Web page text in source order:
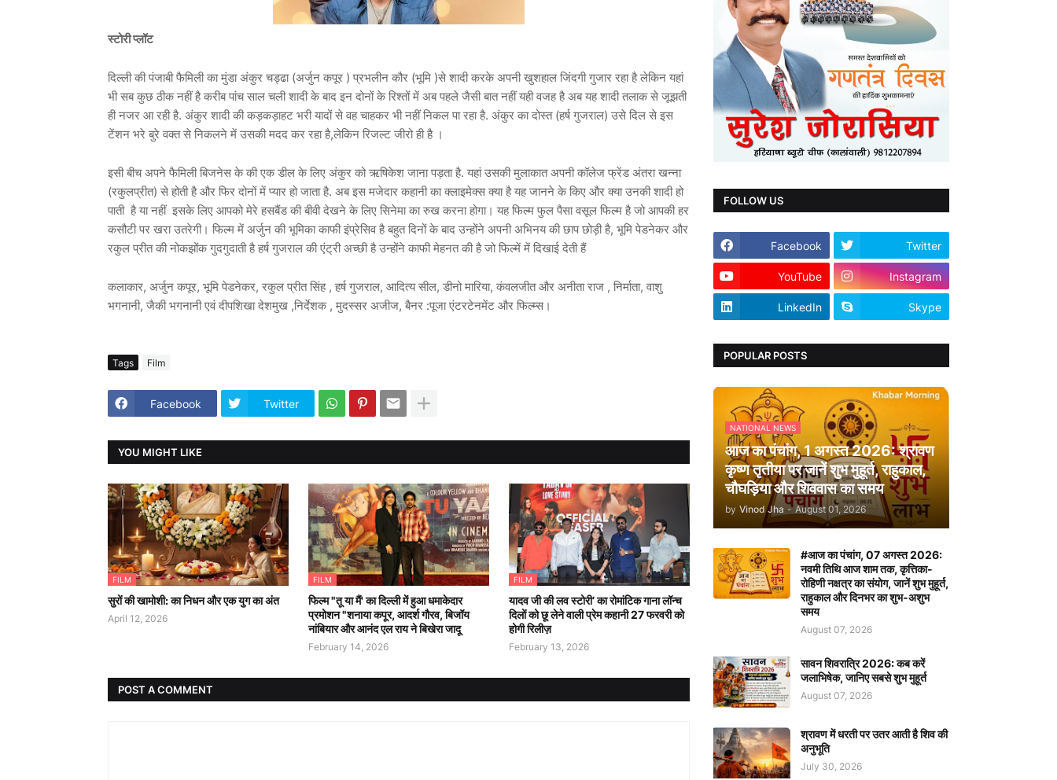
स्टोरी प्लॉट
दिल्ली की पंजाबी फैमिली का मुंडा अंकुर चड्ढा (अर्जुन कपूर ) प्रभलीन कौर (भूमि )से शादी करके अपनी खुशहाल जिंदगी गुजार रहा है लेकिन यहां
भी सब कुछ ठीक नहीं है करीब पांच साल चली शादी के बाद इन दोनों के रिश्तों में अब पहले जैसी बात नहीं यही वजह है अब यह शादी तलाक से जूझती
ही नजर आ रही है. अंकुर शादी की कड़कड़ाहट भरी यादों से वह चाहकर भी नहीं निकल पा रहा है. अंकुर का दोस्त (हर्ष गुजराल) उसे दिल से इस
टेंशन भरे बुरे वक्त से निकलने में उसकी मदद कर रहा है,लेकिन रिजल्ट जीरो ही है ।
इसी बीच अपने फैमिली बिजनेस के की एक डील के लिए अंकुर को ऋषिकेश जाना पड़ता है. यहां उसकी मुलाकात अपनी कॉलेज फ्रेंड अंतरा खन्ना
(रकुलप्रीत) से होती है और फिर दोनों में प्यार हो जाता है. अब इस मजेदार कहानी का क्लाइमेक्स क्या है यह जानने के किए और क्या उनकी शादी हो
पाती है या नहीं इसके लिए आपको मेरे हसबैंड की बीवी देखने के लिए सिनेमा का रुख करना होगा। यह फिल्म फुल पैसा वसूल फिल्म है जो आपकी हर
कसौटी पर खरा उतरेगी। फिल्म में अर्जुन की भूमिका काफी इंप्रेसिव है बहुत दिनों के बाद उन्होंने अपनी अभिनय की छाप छोड़ी है, भूमि पेडनेकर और
रकुल प्रीत की नोकझोंक गुदगुदाती है हर्ष गुजराल की एंट्री अच्छी है उन्होंने काफी मेहनत की है जो फिल्में में दिखाई देती हैं
कलाकार, अर्जुन कपूर, भूमि पेडनेकर, रकुल प्रीत सिंह , हर्ष गुजराल, आदित्य सील, डीनो मारिया, कंवलजीत और अनीता राज , निर्माता, वाशु
भगनानी, जैकी भगनानी एवं दीपशिखा देशमुख ,निर्देशक , मुदस्सर अजीज, बैनर :पूजा एंटरटेनमेंट और फिल्म्स।
Tags Film
Facebook Twitter
YOU MIGHT LIKE
FILM
सुरों की खामोशी: का निधन और एक युग का अंत
April 12, 2026
FILM
फिल्म "तू या मैं' का दिल्ली में हुआ धमाकेदार
प्रमोशन "शनाया कपूर, आदर्श गौरव, बिजॉय
नांबियार और आनंद एल राय ने बिखेरा जादू
February 14, 2026
FILM
यादव जी की लव स्टोरी’ का रोमांटिक गाना लॉन्च
दिलों को छू लेने वाली प्रेम कहानी 27 फरवरी को
होगी रिलीज़
February 13, 2026
POST A COMMENT
FOLLOW US
Facebook Twitter
YouTube Instagram
LinkedIn Skype
POPULAR POSTS
NATIONAL NEWS
आज का पंचांग, 1 अगस्त 2026: श्रावण
कृष्ण तृतीया पर जानें शुभ मुहूर्त, राहुकाल,
चौघड़िया और शिववास का समय
by Vinod Jha - August 01, 2026
#आज का पंचांग, 07 अगस्त 2026:
नवमी तिथि आज शाम तक, कृत्तिका-
रोहिणी नक्षत्र का संयोग, जानें शुभ मुहूर्त,
राहुकाल और दिनभर का शुभ-अशुभ
समय
August 07, 2026
सावन शिवरात्रि 2026: कब करें
जलाभिषेक, जानिए सबसे शुभ मुहूर्त
August 07, 2026
श्रावण में धरती पर उतर आती है शिव की
अनुभूति
July 30, 2026